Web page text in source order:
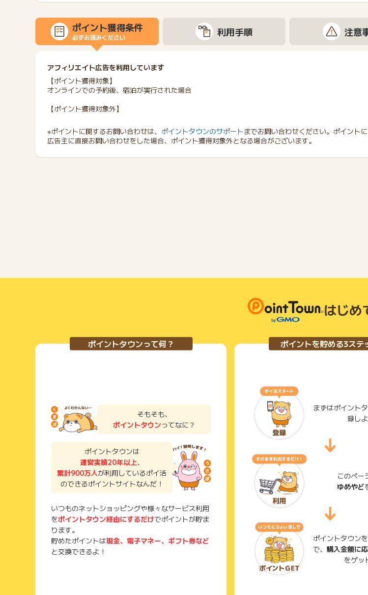
ポイント獲得条件
必ずお読みください 利用手順 注意
アフィリエイト広告を利用しています
【ポイント獲得対象】
オンラインでの予約後、宿泊が実行された場合
【ポイント獲得対象外】
※ポイントに関するお問い合わせは、 ポイントタウンのサポートまでお問い合わせください。ポイントに
広告主に直接お問い合わせをした場合、ポイント獲得対象外となる場合がございます。
はじめ
ポイントタウンって何？
そもそも、
ポイントタウンってなに？
ポイントタウンは
運営実績20年以上、
累計900万人が利用しているポイ活
のできるポイントサイトなんだ！
いつものネットショッピングや様々なサービス利用
をポイントタウン経由にするだけでポイントが貯ま
ります。
貯めたポイントは現金、電子マネー、ギフト券など
と交換できるよ！
ポイントを貯める3ステ
まずはポイント
録し
このペー
ゆめやど
ポイントタウン
で、 購入金額に
をゲッ